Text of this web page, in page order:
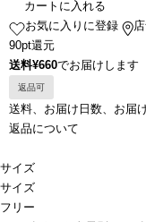
カートに入れる
お気に入りに登録
90pt還元
送料¥660でお届けします
返品可
送料、お届け日数、お届
返品について
サイズ
サイズ
フリー